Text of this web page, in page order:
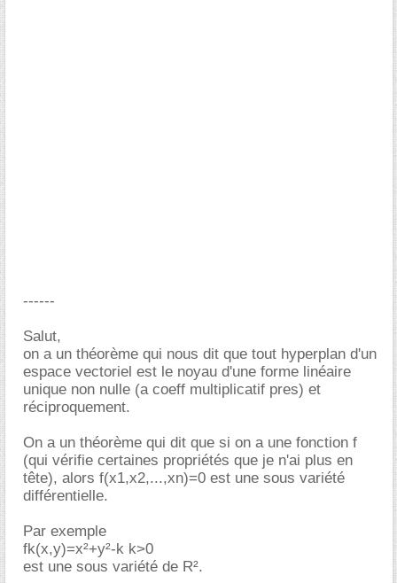
------
Salut,
on a un théorème qui nous dit que tout hyperplan d'un
espace vectoriel est le noyau d'une forme linéaire
unique non nulle (a coeff multiplicatif pres) et
réciproquement.
On a un théorème qui dit que si on a une fonction f
(qui vérifie certaines propriétés que je n'ai plus en
tête), alors f(x1,x2,...,xn)=0 est une sous variété
différentielle.
Par exemple
fk(x,y)=x²+y²-k k>0
est une sous variété de R².